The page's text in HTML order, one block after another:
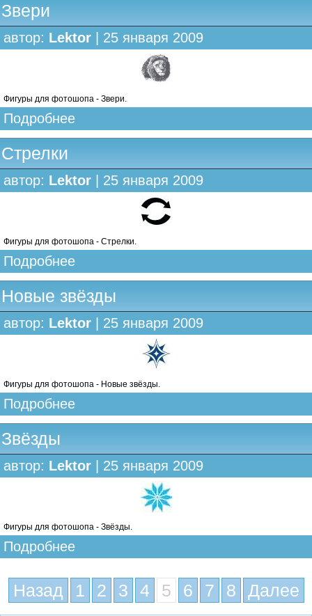
Звери
автор: Lektor | 25 января 2009
Фигуры для фотошопа - Звери.
Подробнее
Стрелки
автор: Lektor | 25 января 2009
Фигуры для фотошопа - Стрелки.
Подробнее
Новые звёзды
автор: Lektor | 25 января 2009
Фигуры для фотошопа - Новые звёзды.
Подробнее
Звёзды
автор: Lektor | 25 января 2009
Фигуры для фотошопа - Звёзды.
Подробнее
Назад 1 2 3 4 5 6 7 8 Далее